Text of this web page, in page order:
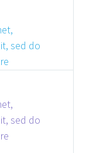
sed do
sed do